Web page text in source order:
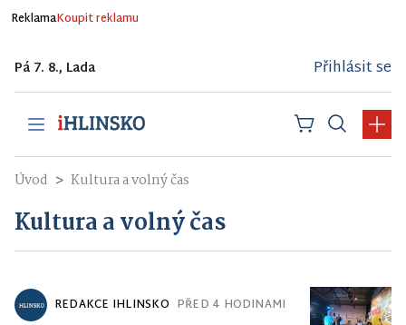
ReklamaKoupit reklamu
Pá 7. 8., Lada Přihlásit se
Úvod Kultura a volný čas
Kultura a volný čas
REDAKCE IHLINSKO PŘED 4 HODINAMI